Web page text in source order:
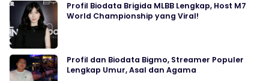
Profil Biodata Brigida MLBB Lengkap, Host M7
World Championship yang Viral!
Profil dan Biodata Bigmo, Streamer Populer
Lengkap Umur, Asal dan Agama